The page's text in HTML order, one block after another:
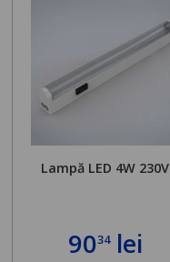
Lampă LED 4W 230V
9034lei